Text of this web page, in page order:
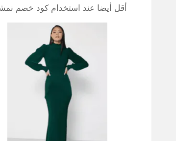
أقل أيضا عند استخدام كود خصم